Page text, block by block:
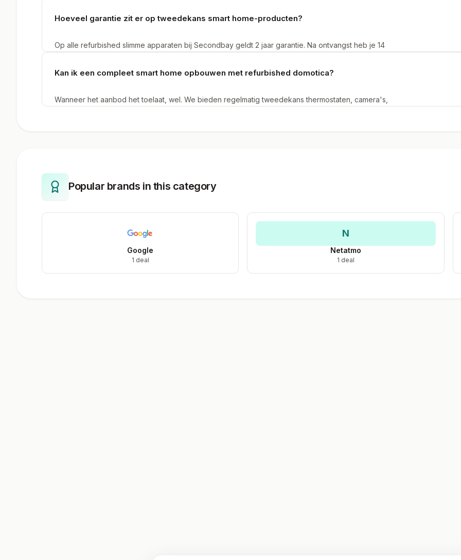
en verlichting.
Hoeveel garantie zit er op tweedekans smart home-producten?
Op alle refurbished slimme apparaten bij Secondbay geldt 2 jaar garantie. Na ontvangst heb je 14
Kan ik een compleet smart home opbouwen met refurbished domotica?
Wanneer het aanbod het toelaat, wel. We bieden regelmatig tweedekans thermostaten, camera's,
Popular brands in this category
Google
1 deal
N
Netatmo
1 deal